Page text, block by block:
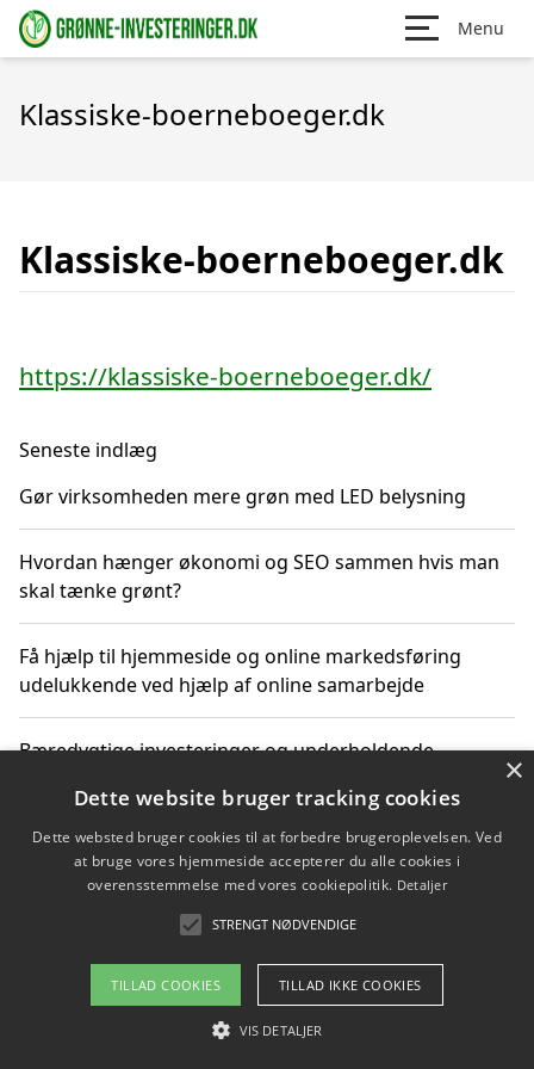
Menu
Klassiske-boerneboeger.dk
Klassiske-boerneboeger.dk
https://klassiske-boerneboeger.dk/
Seneste indlæg
Gør virksomheden mere grøn med LED belysning
Hvordan hænger økonomi og SEO sammen hvis man
skal tænke grønt?
Få hjælp til hjemmeside og online markedsføring
udelukkende ved hjælp af online samarbejde
Bæredygtige investeringer og underholdende
Sådan kan online møder for virksomheder fremme
grønne investeringer
Copyright 2026 - Pilanto Aps
Om / kontakt
×
Dette website bruger tracking cookies
Dette websted bruger cookies til at forbedre brugeroplevelsen. Ved
at bruge vores hjemmeside accepterer du alle cookies i
overensstemmelse med vores cookiepolitik. Detaljer
STRENGT NØDVENDIGE
TILLAD COOKIES TILLAD IKKE COOKIES
VIS DETALJER